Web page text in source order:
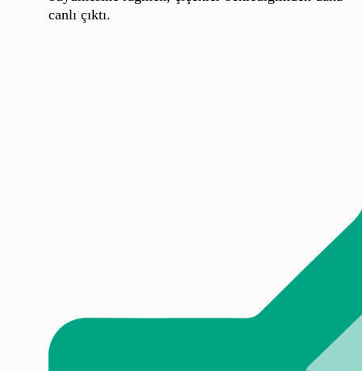
canlı çıktı.